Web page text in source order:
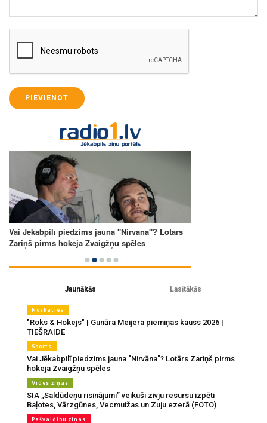
PIEVIENOT
Jaunākās Lasītākās
Noskaties
"Roks & Hokejs" | Gunāra Meijera piemiņas kauss 2026 |
TIEŠRAIDE
Sports
Vai Jēkabpilī piedzims jauna "Nirvāna"? Lotārs Zariņš pirms
hokeja Zvaigžņu spēles
Vides ziņas
SIA „Saldūdeņu risinājumi” veikuši zivju resursu izpēti
Baļotes, Vārzgūnes, Vecmuižas un Zuju ezerā (FOTO)
Pašvaldību ziņas